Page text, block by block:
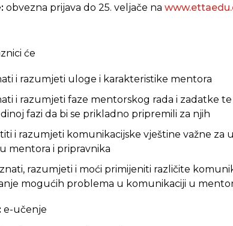
obvezna prijava do 25. veljače na
će
i razumjeti uloge i karakteristike mentora
i razumjeti faze mentorskog rada i zadatke
fazi da bi se prikladno pripremili za njih
i razumjeti komunikacijske vještine važne
mentora i pripravnika
razumjeti i moći primijeniti različite
mogućih problema u komunikaciji u
e-učenje